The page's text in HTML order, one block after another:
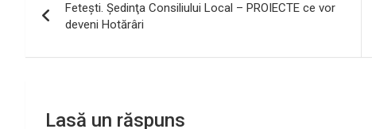
în
articole
Feteşti. Şedinţa Consiliului Local – PROIECTE ce vor
deveni Hotărâri
Lasă un răspuns